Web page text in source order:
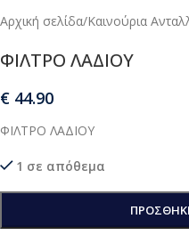
Αρχική σελίδα/Καινούρια
ΦΙΛΤΡΟ ΛΑΔΙΟΥ
€ 44.90
ΦΙΛΤΡΟ ΛΑΔΙΟΥ
1 σε απόθεμα